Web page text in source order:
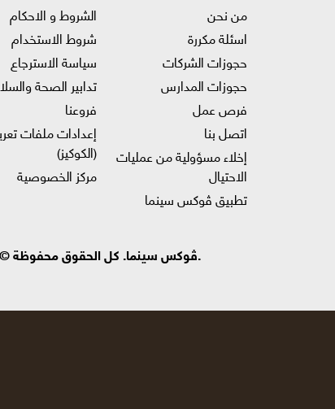
من نحن
اسئلة مكررة
حجوزات الشركات
حجوزات المدارس
فرص عمل
اتصل بنا
إخلاء مسؤولية من عمليات
الاحتيال
تطبيق ڤوكس سينما
الشروط و الاحكام
شروط الاستخدام
سياسة الاسترجاع
تدابير الصحة
فروعنا
إعدادات ملفات
(الكوكيز)
مركز الخصوصية
.ڤوكس سينما. كل الحقوق محفوظة ©